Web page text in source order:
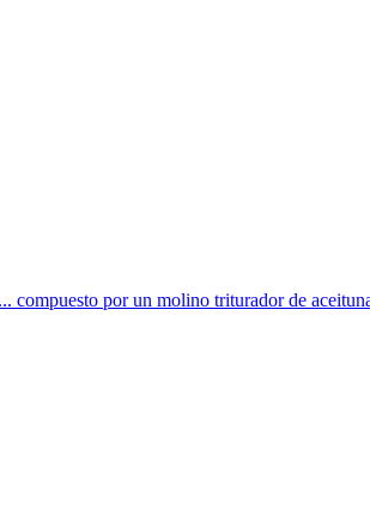
por un molino triturador de